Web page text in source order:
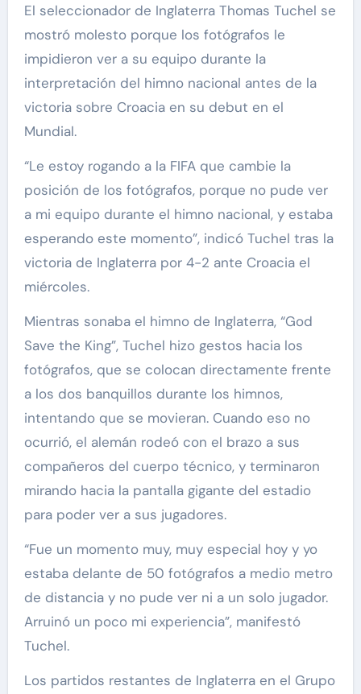
El seleccionador de Inglaterra Thomas Tuchel se
mostró molesto porque los fotógrafos le
impidieron ver a su equipo durante la
interpretación del himno nacional antes de la
victoria sobre Croacia en su debut en el
Mundial.
“Le estoy rogando a la FIFA que cambie la
posición de los fotógrafos, porque no pude ver
a mi equipo durante el himno nacional, y estaba
esperando este momento”, indicó Tuchel tras la
victoria de Inglaterra por 4-2 ante Croacia el
miércoles.
Mientras sonaba el himno de Inglaterra, “God
Save the King”, Tuchel hizo gestos hacia los
fotógrafos, que se colocan directamente frente
a los dos banquillos durante los himnos,
intentando que se movieran. Cuando eso no
ocurrió, el alemán rodeó con el brazo a sus
compañeros del cuerpo técnico, y terminaron
mirando hacia la pantalla gigante del estadio
para poder ver a sus jugadores.
“Fue un momento muy, muy especial hoy y yo
estaba delante de 50 fotógrafos a medio metro
de distancia y no pude ver ni a un solo jugador.
Arruinó un poco mi experiencia”, manifestó
Tuchel.
Los partidos restantes de Inglaterra en el Grupo